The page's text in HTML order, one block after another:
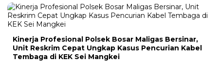
Kinerja Profesional Polsek Bosar Maligas Bersinar,
Unit Reskrim Cepat Ungkap Kasus Pencurian Kabel
Tembaga di KEK Sei Mangkei